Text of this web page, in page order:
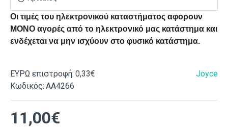
Οι τιμές του ηλεκτρονικού καταστήματος αφορουν
ΜΟΝΟ αγορές από το ηλεκτρονικό μας κατάστημα και
ενδέχεται να μην ισχύουν στο φυσικό κατάστημα.
ΕΥΡΩ επιστροφή: 0,33€
Κωδικός: ΑΑ4266
Joyce
11,00€